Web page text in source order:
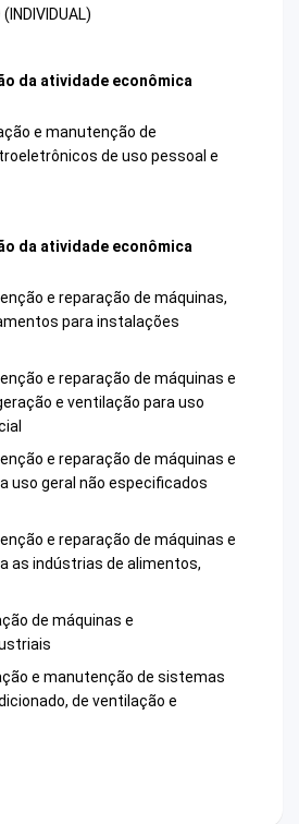
da atividade econômica
e manutenção de
de uso pessoal e
da atividade econômica
e reparação de máquinas,
para instalações
e reparação de máquinas e
e ventilação para uso
e reparação de máquinas e
uso geral não especificados
e reparação de máquinas e
as indústrias de alimentos,
de máquinas e
e manutenção de sistemas
de ventilação e